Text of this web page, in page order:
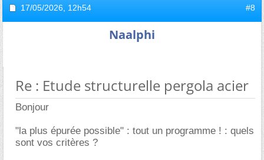
17/05/2026, 12h54 #8
Naalphi
Re : Etude structurelle pergola acier
Bonjour
"la plus épurée possible" : tout un programme ! : quels
sont vos critères ?